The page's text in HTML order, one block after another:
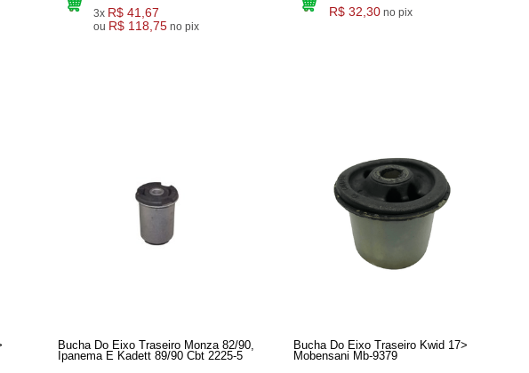
3x R$ 41,67
ou R$ 118,75 no pix
R$ 32,30 no pix
Bucha Do Eixo Traseiro Monza 82/90,
Ipanema E Kadett 89/90 Cbt 2225-5
Bucha Do Eixo Traseiro Kwid 17>
Mobensani Mb-9379